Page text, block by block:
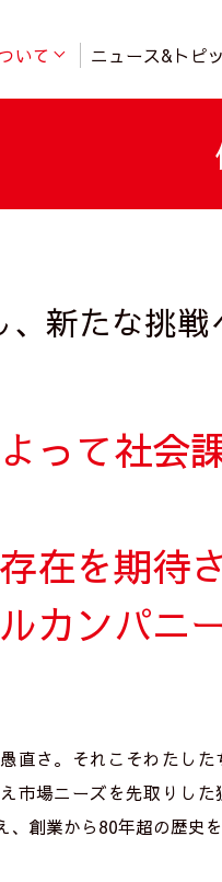
いて ニュース&トピ
、新たな挑戦
って社会
在を期待
カンパニ
直さ。それこそわたし
市場ニーズを先取りし
創業から80年超の歴史